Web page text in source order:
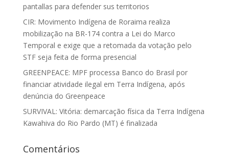
pantallas para defender sus territorios
CIR: Movimento Indígena de Roraima realiza
mobilização na BR-174 contra a Lei do Marco
Temporal e exige que a retomada da votação pelo
STF seja feita de forma presencial
GREENPEACE: MPF processa Banco do Brasil por
financiar atividade ilegal em Terra Indígena, após
denúncia do Greenpeace
SURVIVAL: Vitória: demarcação física da Terra Indígena
Kawahiva do Rio Pardo (MT) é finalizada
Comentários